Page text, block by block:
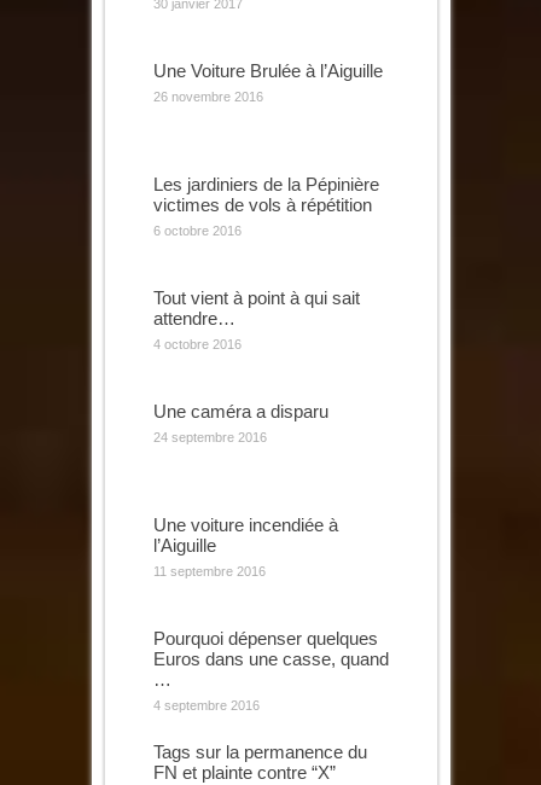
30 janvier 2017
Une Voiture Brulée à l’Aiguille
26 novembre 2016
Les jardiniers de la Pépinière
victimes de vols à répétition
6 octobre 2016
Tout vient à point à qui sait
attendre…
4 octobre 2016
Une caméra a disparu
24 septembre 2016
Une voiture incendiée à
l’Aiguille
11 septembre 2016
Pourquoi dépenser quelques
Euros dans une casse, quand
…
4 septembre 2016
Tags sur la permanence du
FN et plainte contre “X”